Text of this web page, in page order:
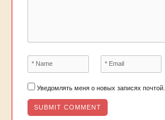
Уведомлять меня о новых записях почтой.